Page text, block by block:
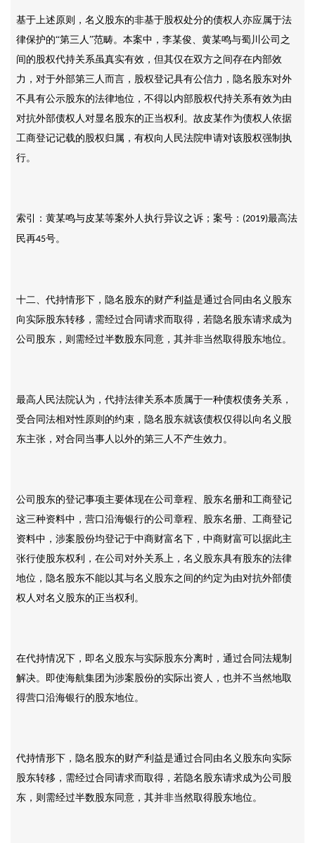
基于上述原则，名义股东的非基于股权处分的债权人亦应属于法
律保护的“第三人”范畴。本案中，李某俊、黄某鸣与蜀川公司之
间的股权代持关系虽真实有效，但其仅在双方之间存在内部效
力，对于外部第三人而言，股权登记具有公信力，隐名股东对外
不具有公示股东的法律地位，不得以内部股权代持关系有效为由
对抗外部债权人对显名股东的正当权利。故皮某作为债权人依据
工商登记记载的股权归属，有权向人民法院申请对该股权强制执
行。
索引：黄某鸣与皮某等案外人执行异议之诉；案号： (2019)最高法
民再45号。
十二、代持情形下，隐名股东的财产利益是通过合同由名义股东
向实际股东转移，需经过合同请求而取得，若隐名股东请求成为
公司股东，则需经过半数股东同意，其并非当然取得股东地位。
最高人民法院认为，代持法律关系本质属于一种债权债务关系，
受合同法相对性原则的约束，隐名股东就该债权仅得以向名义股
东主张，对合同当事人以外的第三人不产生效力。
公司股东的登记事项主要体现在公司章程、股东名册和工商登记
这三种资料中，营口沿海银行的公司章程、股东名册、工商登记
资料中，涉案股份均登记于中商财富名下，中商财富可以据此主
张行使股东权利，在公司对外关系上，名义股东具有股东的法律
地位，隐名股东不能以其与名义股东之间的约定为由对抗外部债
权人对名义股东的正当权利。
在代持情况下，即名义股东与实际股东分离时，通过合同法规制
解决。即使海航集团为涉案股份的实际出资人，也并不当然地取
得营口沿海银行的股东地位。
代持情形下，隐名股东的财产利益是通过合同由名义股东向实际
股东转移，需经过合同请求而取得，若隐名股东请求成为公司股
东，则需经过半数股东同意，其并非当然取得股东地位。